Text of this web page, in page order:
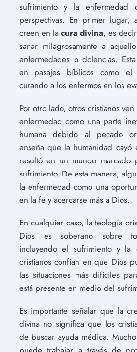
sufrimiento y la enfermedad
perspectivas. En primer lugar,
creen en lacura divina, es
sanar milagrosamente a
enfermedades o dolencias.
en pasajes bíblicos como el
curando a los enfermos en los
Por otro lado, otros cristianos
enfermedad como una parte
humana debido al pecado
enseña que la humanidad cayó
resultó en un mundo
sufrimiento. De esta manera,
la enfermedad como una
en la fe y acercarse más a Dios.
En cualquier caso, la teología
Dios es soberano sobre
incluyendo el sufrimiento y la
cristianos confían en que Dios
las situaciones más difíciles
está presente en medio del
Es importante señalar que la
divina no significa que los
de buscar ayuda médica.